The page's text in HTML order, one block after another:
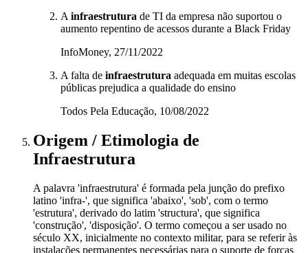
A infraestrutura de TI da empresa não suportou o
aumento repentino de acessos durante a Black Friday
InfoMoney, 27/11/2022
A falta de infraestrutura adequada em muitas escolas
públicas prejudica a qualidade do ensino
Todos Pela Educação, 10/08/2022
Origem / Etimologia de
Infraestrutura
A palavra 'infraestrutura' é formada pela junção do prefixo
latino 'infra-', que significa 'abaixo', 'sob', com o termo
'estrutura', derivado do latim 'structura', que significa
'construção', 'disposição'. O termo começou a ser usado no
século XX, inicialmente no contexto militar, para se referir às
instalações permanentes necessárias para o suporte de forças